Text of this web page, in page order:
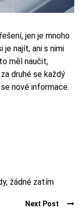
jen je mnoho
je najít, ani s nimi
měl naučit,
druhé se každý
nové informace.
žádné zatím
Next Post